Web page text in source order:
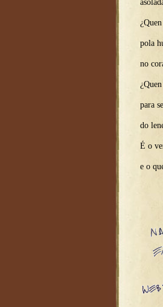
pola
no
para
do
É o
e o